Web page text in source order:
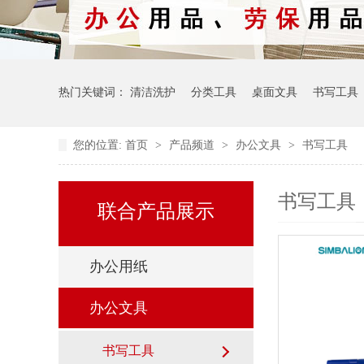
热门关键词： 清洁洗护 分类工具 桌面文具 书写工具
您的位置: 首页 > 产品频道 > 办公文具 > 书写工具
联合产品展示
办公用纸
办公文具
书写工具
书写工具